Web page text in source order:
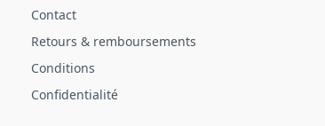
Contact
Retours & remboursements
Conditions
Confidentialité